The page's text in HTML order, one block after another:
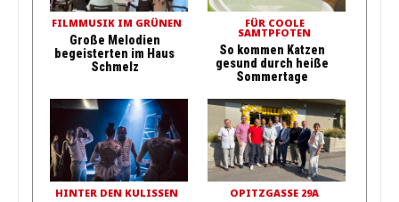
FILMMUSIK IM GRÜNEN
Große Melodien
begeisterten im Haus
Schmelz
FÜR COOLE
SAMTPFOTEN
So kommen Katzen
gesund durch heiße
Sommertage
HINTER DEN KULISSEN OPITZGASSE 29A